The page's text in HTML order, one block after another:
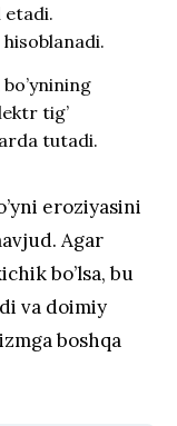
etadi.
tig’
tutadi.
eroziyasini
Agar
bo’lsa, bu
va doimiy
boshqa